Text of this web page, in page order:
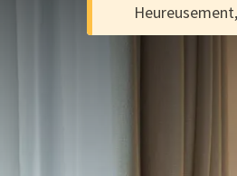
Offre de 72
Séjournez à bas prix à
détendez-vous
Vous avez un compte